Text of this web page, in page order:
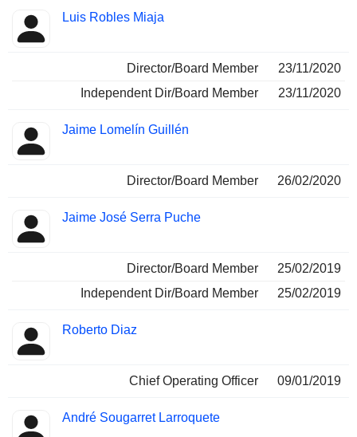
Luis Robles Miaja
Director/Board Member
23/11/2020
Independent Dir/Board Member
23/11/2020
Jaime Lomelín Guillén
Director/Board Member 26/02/2020
Jaime José Serra Puche
Director/Board Member
25/02/2019
Independent Dir/Board Member
25/02/2019
Roberto Diaz
Chief Operating Officer 09/01/2019
André Sougarret Larroquete